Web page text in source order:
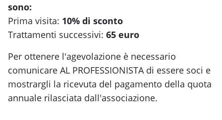
sono:
Prima visita: 10% di sconto
Trattamenti successivi: 65 euro
Per ottenere l'agevolazione è necessario
comunicare AL PROFESSIONISTA di essere soci e
mostrargli la ricevuta del pagamento della quota
annuale rilasciata dall'associazione.